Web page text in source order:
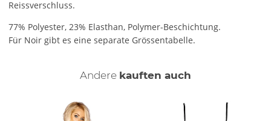
Reissverschluss.
77% Polyester, 23% Elasthan, Polymer-Beschichtung.
Für Noir gibt es eine separate Grössentabelle.
Andere kauften auch